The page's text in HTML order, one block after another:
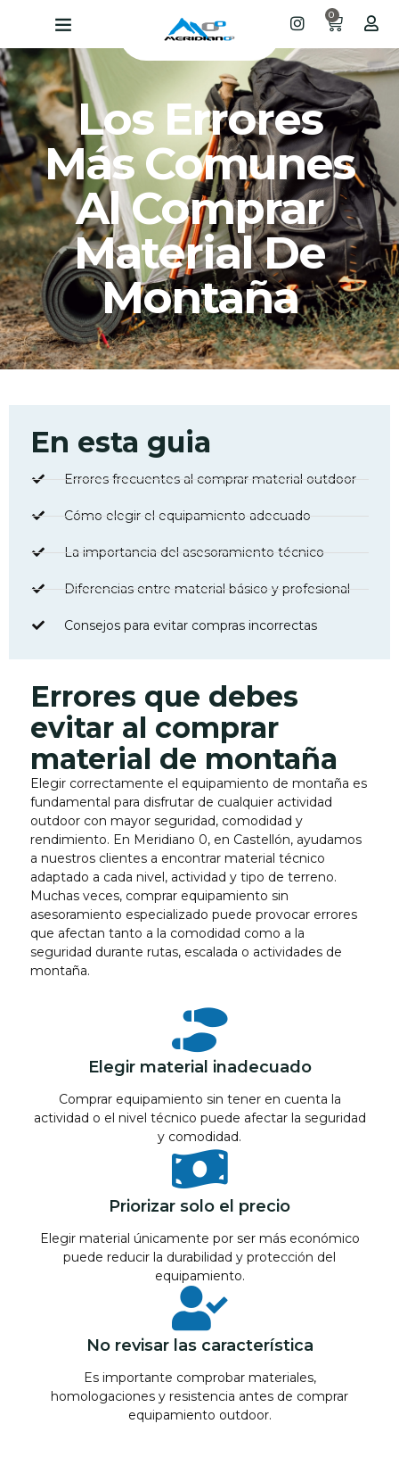
0
Los Errores
Más Comunes
Al Comprar
Material De
Montaña
En esta guia
Errores frecuentes al comprar material outdoor
Cómo elegir el equipamiento adecuado
La importancia del asesoramiento técnico
Diferencias entre material básico y profesional
Consejos para evitar compras incorrectas
Errores que debes
evitar al comprar
material de montaña
Elegir correctamente el equipamiento de montaña es
fundamental para disfrutar de cualquier actividad
outdoor con mayor seguridad, comodidad y
rendimiento. En Meridiano 0, en Castellón, ayudamos
a nuestros clientes a encontrar material técnico
adaptado a cada nivel, actividad y tipo de terreno.
Muchas veces, comprar equipamiento sin
asesoramiento especializado puede provocar errores
que afectan tanto a la comodidad como a la
seguridad durante rutas, escalada o actividades de
montaña.
Elegir material inadecuado
Comprar equipamiento sin tener en cuenta la
actividad o el nivel técnico puede afectar la seguridad
y comodidad.
Priorizar solo el precio
Elegir material únicamente por ser más económico
puede reducir la durabilidad y protección del
equipamiento.
No revisar las característica
Es importante comprobar materiales,
homologaciones y resistencia antes de comprar
equipamiento outdoor.